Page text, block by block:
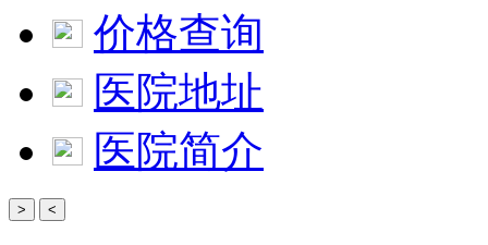
价格查询
医院地址
医院简介
> <